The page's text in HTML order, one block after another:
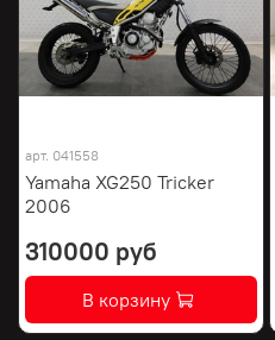
арт. 041558
Yamaha XG250 Tricker
2006
310000 руб
В корзину